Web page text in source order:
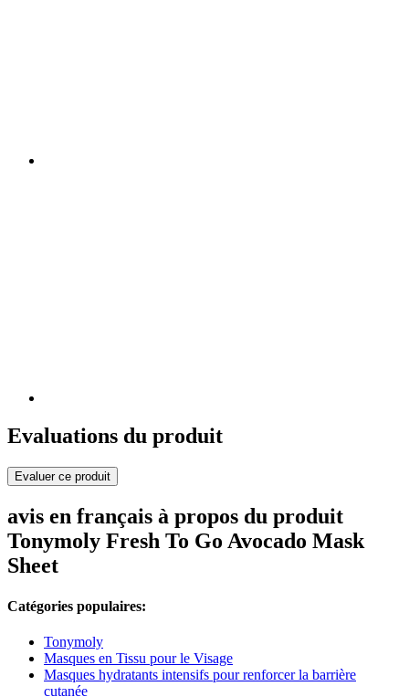
Evaluations du produit
Evaluer ce produit
avis en français à propos du produit
Tonymoly Fresh To Go Avocado Mask
Sheet
Catégories populaires:
Tonymoly
Masques en Tissu pour le Visage
Masques hydratants intensifs pour renforcer la barrière
cutanée